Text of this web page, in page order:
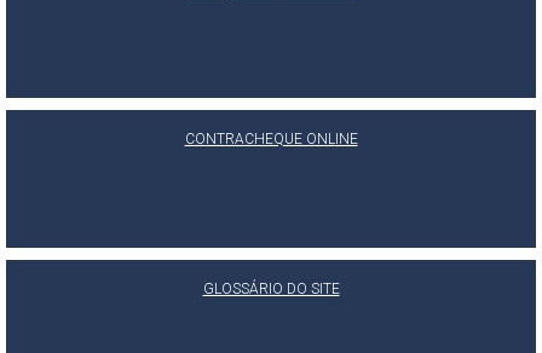
CONTRACHEQUE ONLINE
GLOSSÁRIO DO SITE